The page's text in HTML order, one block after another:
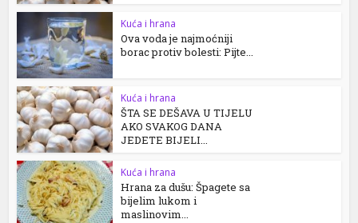
Kuća i hrana
Ova voda je najmoćniji
borac protiv bolesti: Pijte...
Kuća i hrana
ŠTA SE DEŠAVA U TIJELU
AKO SVAKOG DANA
JEDETE BIJELI...
Kuća i hrana
Hrana za dušu: Špagete sa
bijelim lukom i
maslinovim...